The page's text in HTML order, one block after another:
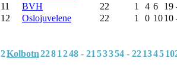
11
BVH 22 1 4 6 19
12
Oslojuvelene 22 1 0 1010
2Kolbotn2281 248 - 21 53354 - 221345